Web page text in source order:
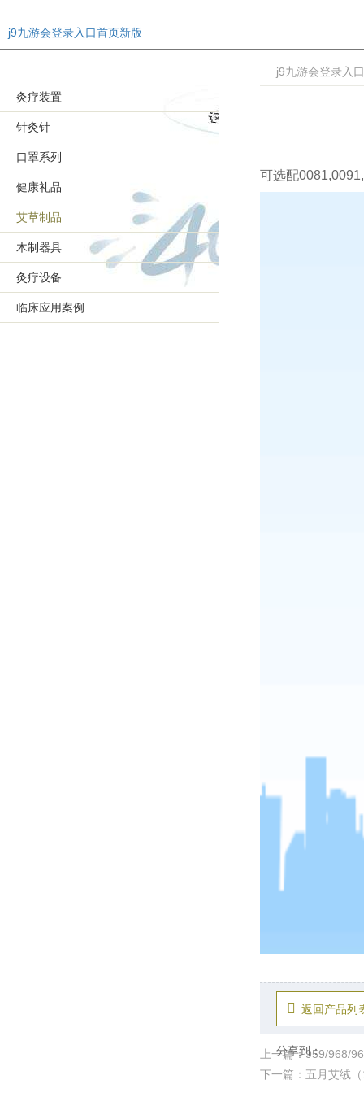
j9九游会登录入口首页新版
灸疗装置
针灸针
口罩系列
健康礼品
艾草制品
木制器具
灸疗设备
临床应用案例
j9九游会登录入
可选配
返回产品列
分享到：
上一篇：959/968/
下一篇：五月艾绒